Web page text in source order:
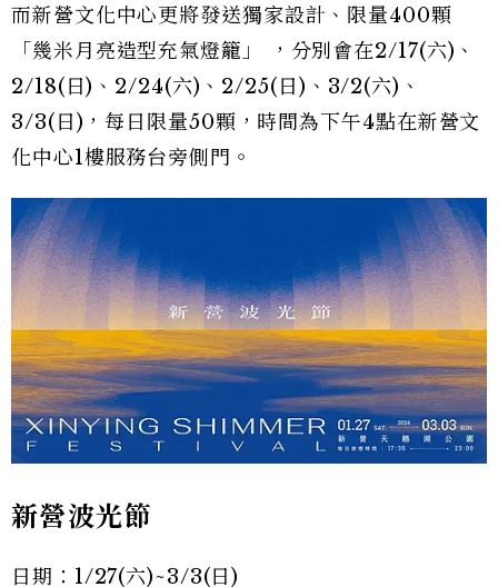
而新營文化中心更將發送獨家設計、限量400顆
「幾米月亮造型充氣燈籠」 ，分別會在2/17(六)、
2/18(日)、2/24(六)、2/25(日)、3/2(六)、
3/3(日)，每日限量50顆，時間為下午4點在新營文
化中心1樓服務台旁側門。
新營波光節
日期：1/27(六)~3/3(日)